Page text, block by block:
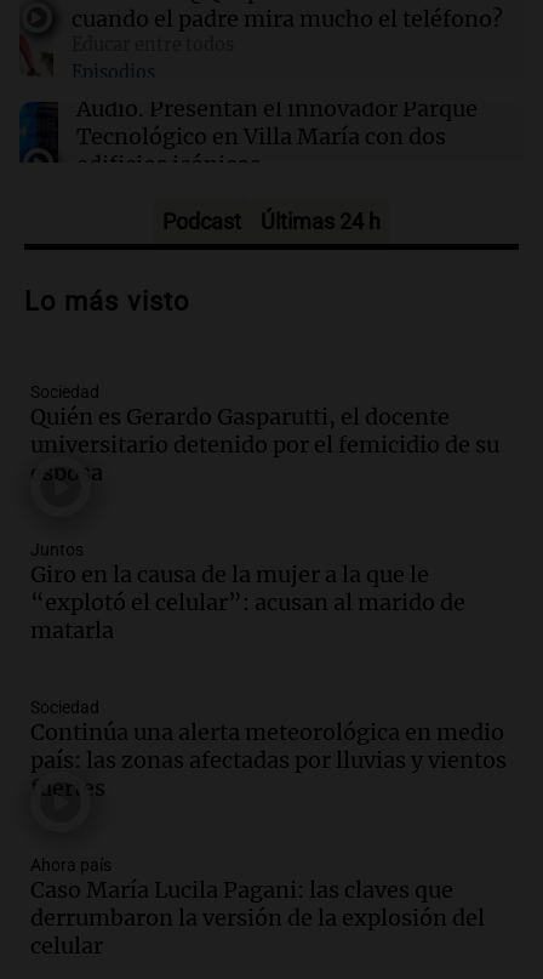
16:48 Mundo
Detienen nuevamente las exportaciones de
aguacates mexicanos a EE.UU. por amenazas
de seguridad
cuando el padre mira mucho el teléfono?
Episodios
Audio. Presentan el innovador Parque
Tecnológico en Villa María con dos
edificios icónicos
Audio.Polémica en el fútbol argentino:
controvertidos
Audio.
para modificar proyecto de propiedad
privada en el Senado Nacional
Panorama Federal
Audio.
contrato entre cooperativa argentina y
Huawei en Neuquén
Panorama Federal
la presencia de 70.000 bolivianos en la
provincia y su integración
Panorama Federal
Episodios
recordó su paso por Perú: "Nos decía
siempre: ''Difundan el milagro''"
Viva la Radio
Episodios
Podcast Últimas 24 h
Lo más visto
Sociedad
Quién es Gerardo Gasparutti, el docente
universitario detenido por el femicidio de su
esposa
Juntos
Giro en la causa de la mujer a la que le
“explotó el celular”: acusan al marido de
matarla
Sociedad
Continúa una alerta meteorológica en medio
país: las zonas afectadas por lluvias y vientos
fuertes
Ahora país
Caso María Lucila Pagani: las claves que
derrumbaron la versión de la explosión del
celular